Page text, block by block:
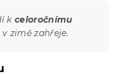
kceloročnímu
zimě zahřeje.